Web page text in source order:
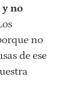
no
no
de ese